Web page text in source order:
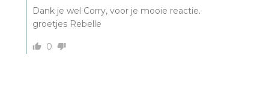
Dank je wel Corry, voor je mooie reactie.
groetjes Rebelle
0